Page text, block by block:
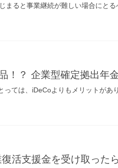
ると事業継続が難しい場合にとる
！？ 企業型確定拠出年
ては、iDeCoよりもメリットが
支援金を受け取った